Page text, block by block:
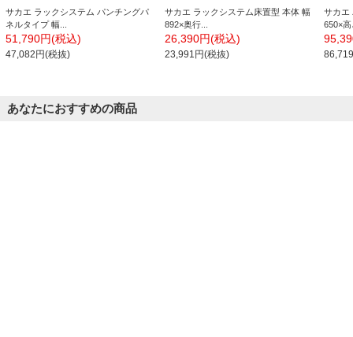
サカエ ラックシステム パンチングパ
ネルタイプ 幅...
51,790円(税込)
47,082円(税抜)
サカエ ラックシステム床置型 本体 幅
892×奥行...
26,390円(税込)
23,991円(税抜)
サカエ
650×高
あなたにおすすめの商品